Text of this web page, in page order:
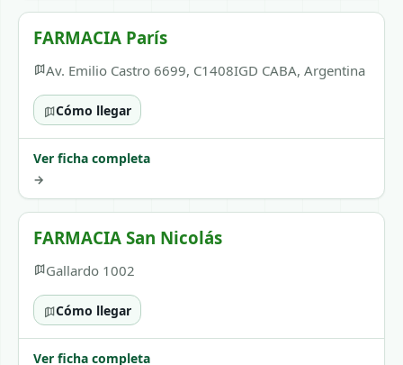
FARMACIA París
Av. Emilio Castro 6699, C1408IGD CABA, Argentina
Cómo llegar
Ver ficha completa
→
FARMACIA San Nicolás
Gallardo 1002
Cómo llegar
Ver ficha completa